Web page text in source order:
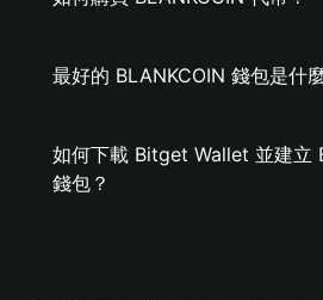
最好的 BLANKCOIN 錢包是什
如何下載 Bitget Wallet 並建立
錢包？